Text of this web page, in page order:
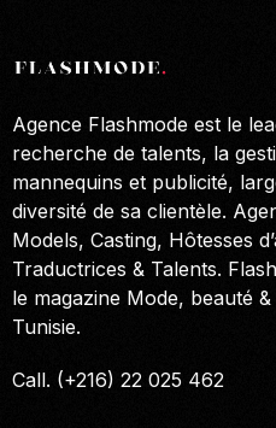
Agence Flashmode est le
recherche de talents, la
mannequins et publicité,
diversité de sa clientèle.
Models, Casting, Hôtesses
Traductrices & Talents.
le magazine Mode, beauté
Tunisie.
Call. (+216) 22 025 462